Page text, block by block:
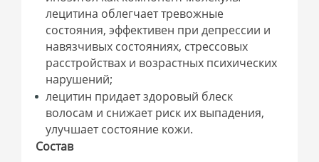
лецитина облегчает тревожные
состояния, эффективен при депрессии и
навязчивых состояниях, стрессовых
расстройствах и возрастных психических
нарушений;
лецитин придает здоровый блеск
волосам и снижает риск их выпадения,
улучшает состояние кожи.
Состав